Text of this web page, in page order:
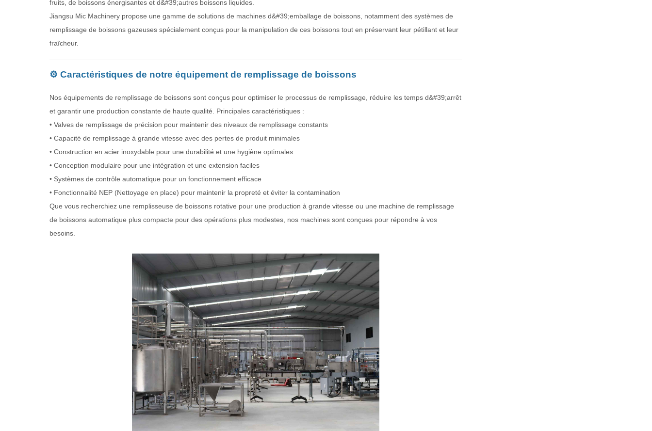
fruits, de boissons énergisantes et d&#39;autres boissons liquides.
Jiangsu Mic Machinery propose une gamme de solutions de machines d&#39;emballage de boissons, notamment des systèmes de
remplissage de boissons gazeuses spécialement conçus pour la manipulation de ces boissons tout en préservant leur pétillant et leur
fraîcheur.
⚙️ Caractéristiques de notre équipement de remplissage de boissons
Nos équipements de remplissage de boissons sont conçus pour optimiser le processus de remplissage, réduire les temps d&#39;arrêt
et garantir une production constante de haute qualité. Principales caractéristiques :
• Valves de remplissage de précision pour maintenir des niveaux de remplissage constants
• Capacité de remplissage à grande vitesse avec des pertes de produit minimales
• Construction en acier inoxydable pour une durabilité et une hygiène optimales
• Conception modulaire pour une intégration et une extension faciles
• Systèmes de contrôle automatique pour un fonctionnement efficace
• Fonctionnalité NEP (Nettoyage en place) pour maintenir la propreté et éviter la contamination
Que vous recherchiez une remplisseuse de boissons rotative pour une production à grande vitesse ou une machine de remplissage
de boissons automatique plus compacte pour des opérations plus modestes, nos machines sont conçues pour répondre à vos
besoins.